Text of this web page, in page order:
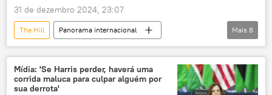
31 de dezembro 2024, 23:07
The Hill
Panorama internacional
Américas
Rússia
Vladimir Zelensky
Joe Biden
Kiev
Federação da Rússia
Ucrânia
Mais 8
Mídia: 'Se Harris perder, haverá uma
corrida maluca para culpar alguém por
sua derrota'